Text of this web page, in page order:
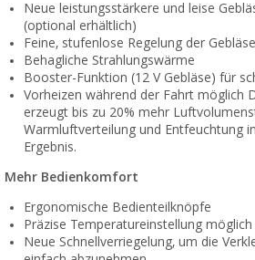
Neue leistungsstärkere und leise
(optional erhältlich)
Feine, stufenlose Regelung der
Behagliche Strahlungswärme
Booster-Funktion (12 V Gebläse) für
Vorheizen während der Fahrt möglich
erzeugt bis zu 20% mehr
Warmluftverteilung und Entfeuchtung
Ergebnis.
Mehr Bedienkomfort
Ergonomische Bedienteilknöpfe
Präzise Temperatureinstellung möglich
Neue Schnellverriegelung, um die